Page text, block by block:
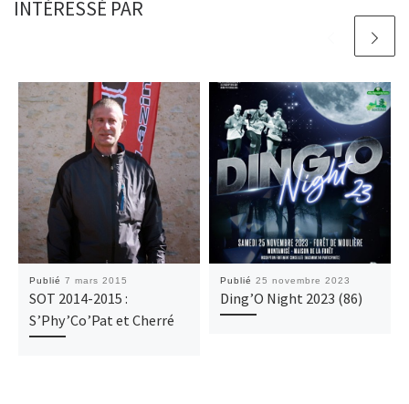
INTÉRESSÉ PAR
Publié 7 mars 2015
SOT 2014-2015 :
S’Phy’Co’Pat et Cherré
Publié 25 novembre 2023
Ding’O Night 2023 (86)